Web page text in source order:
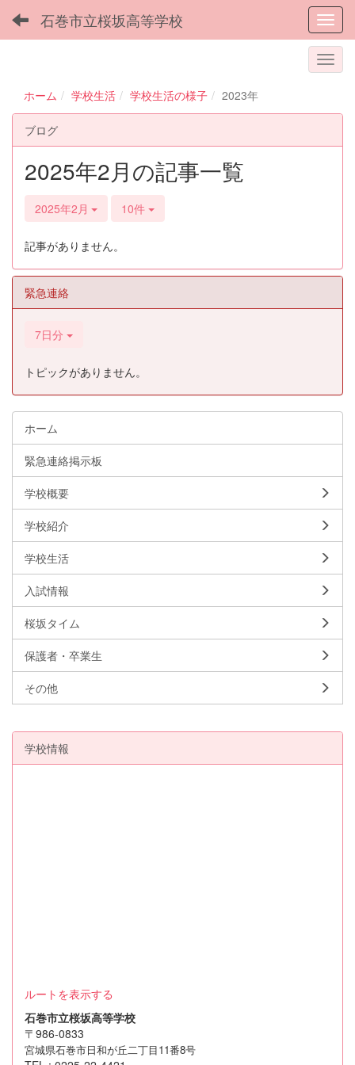
石巻市立桜坂高等学校
ホーム 学校生活 学校生活の様子 2023年
ブログ
2025年2月の記事一覧
2025年2月 10件
記事がありません。
緊急連絡
7日分
トピックがありません。
ホーム
緊急連絡掲示板
学校概要
学校紹介
学校生活
入試情報
桜坂タイム
保護者・卒業生
その他
学校情報
ルートを表示する
石巻市立桜坂高等学校
〒986-0833
宮城県石巻市日和が丘二丁目11番8号